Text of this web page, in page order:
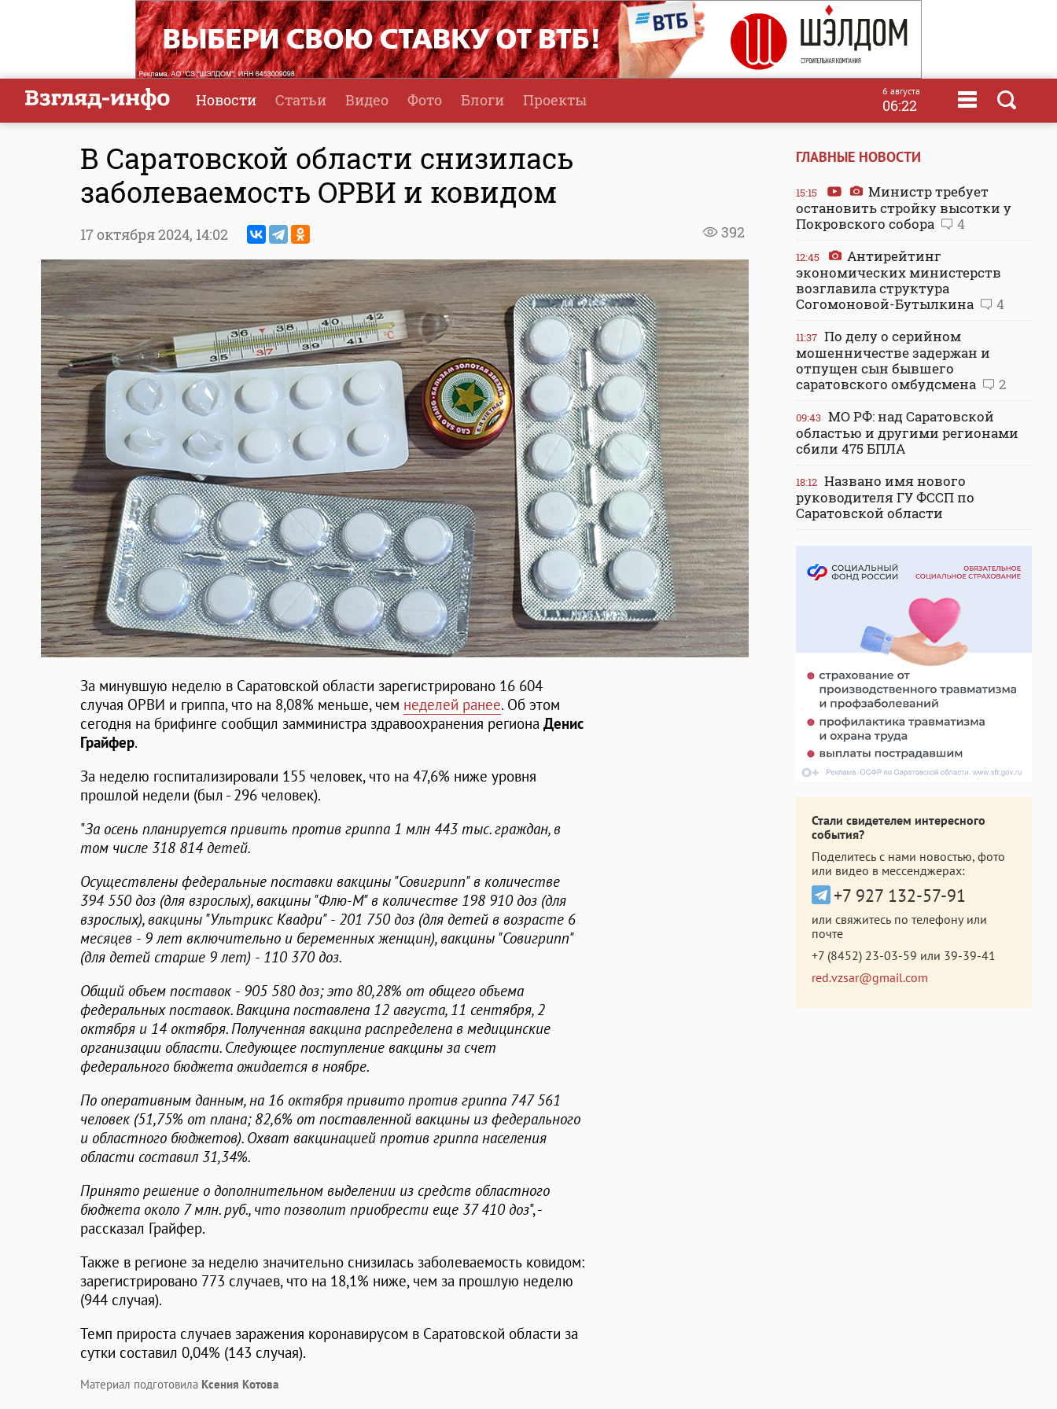
Новости Статьи Видео Фото Блоги Проекты 6 августа
06:22
В Саратовской области снизилась
заболеваемость ОРВИ и ковидом
392
17 октября 2024, 14:02
За минувшую неделю в Саратовской области зарегистрировано 16 604
случая ОРВИ и гриппа, что на 8,08% меньше, чем неделей ранее. Об этом
сегодня на брифинге сообщил замминистра здравоохранения региона Денис
Грайфер.
За неделю госпитализировали 155 человек, что на 47,6% ниже уровня
прошлой недели (был - 296 человек).
"За осень планируется привить против гриппа 1 млн 443 тыс. граждан, в
том числе 318 814 детей.
Осуществлены федеральные поставки вакцины "Совигрипп" в количестве
394 550 доз (для взрослых), вакцины "Флю-М" в количестве 198 910 доз (для
взрослых), вакцины "Ультрикс Квадри" - 201 750 доз (для детей в возрасте 6
месяцев - 9 лет включительно и беременных женщин), вакцины "Совигрипп"
(для детей старше 9 лет) - 110 370 доз.
Общий объем поставок - 905 580 доз; это 80,28% от общего объема
федеральных поставок. Вакцина поставлена 12 августа, 11 сентября, 2
октября и 14 октября. Полученная вакцина распределена в медицинские
организации области. Следующее поступление вакцины за счет
федерального бюджета ожидается в ноябре.
По оперативным данным, на 16 октября привито против гриппа 747 561
человек (51,75% от плана; 82,6% от поставленной вакцины из федерального
и областного бюджетов). Охват вакцинацией против гриппа населения
области составил 31,34%.
Принято решение о дополнительном выделении из средств областного
бюджета около 7 млн. руб., что позволит приобрести еще 37 410 доз", -
рассказал Грайфер.
Также в регионе за неделю значительно снизилась заболеваемость ковидом:
зарегистрировано 773 случаев, что на 18,1% ниже, чем за прошлую неделю
(944 случая).
Темп прироста случаев заражения коронавирусом в Саратовской области за
сутки составил 0,04% (143 случая).
Материал подготовила Ксения Котова
ГЛАВНЫЕ НОВОСТИ
15:15
Министр требует
остановить стройку высотки у
Покровского собора
4
12:45
Антирейтинг
экономических министерств
возглавила структура
Согомоновой-Бутылкина
4
11:37 По делу о серийном
мошенничестве задержан и
отпущен сын бывшего
саратовского омбудсмена
2
09:43 МО РФ: над Саратовской
областью и другими регионами
сбили 475 БПЛА
18:12 Названо имя нового
руководителя ГУ ФССП по
Саратовской области
Стали свидетелем интересного
события?
Поделитесь с нами новостью, фото
или видео в мессенджерах:
+7 927 132-57-91
или свяжитесь по телефону или
почте
+7 (8452) 23-03-59 или 39-39-41
red.vzsar@gmail.com